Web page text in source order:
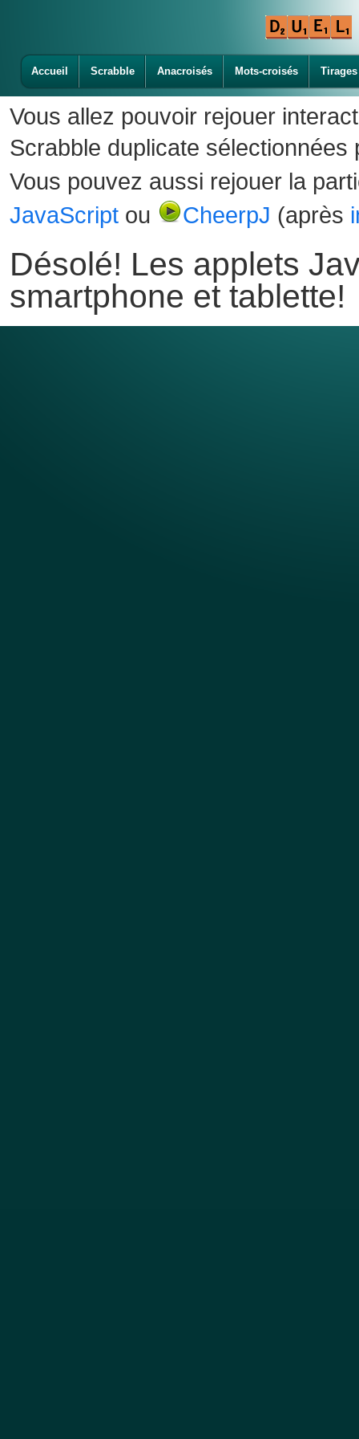
Accueil Scrabble Anacroisés Mots-croisés Tirages
Vous allez pouvoir rejouer
Scrabble duplicate sélectionnées
Vous pouvez aussi rejouer la
JavaScript ou CheerpJ (après
Désolé! Les applets
smartphone et tablette!